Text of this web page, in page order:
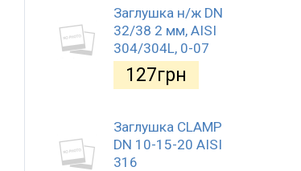
Заглушка н/ж DN
32/38 2 мм, AISI
304/304L, 0-07
127грн
Заглушка CLAMP
DN 10-15-20 AISI
316